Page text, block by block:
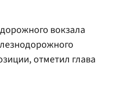
вокзала
отметил глава